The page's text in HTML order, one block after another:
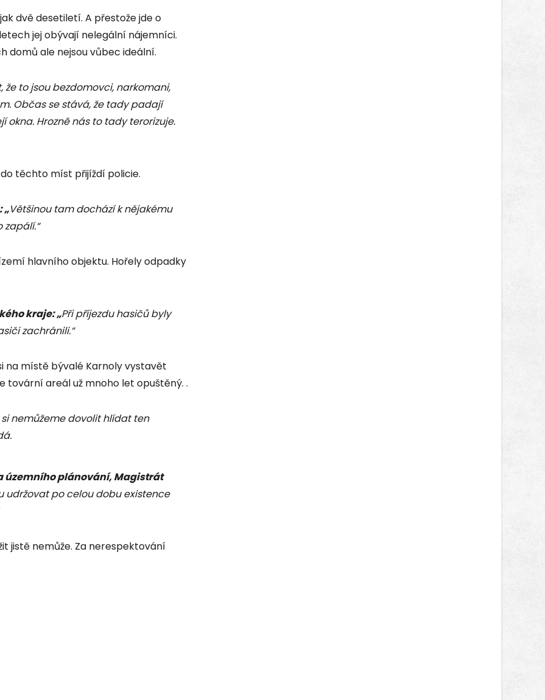
dvě desetiletí. A přestože jde o
jej obývají nelegální nájemníci.
domů ale nejsou vůbec ideální.
že to jsou bezdomovci, narkomani,
Občas se stává, že tady padají
okna. Hrozně nás to tady terorizuje.
těchto míst přijíždí policie.
„Většinou tam dochází k nějakému
hlavního objektu. Hořely odpadky
kraje: „Při příjezdu hasičů byly
zachránili.“
na místě bývalé Karnoly vystavět
tovární areál už mnoho let opuštěný. .
si nemůžeme dovolit hlídat ten
územního plánování, Magistrát
udržovat po celou dobu existence
jistě nemůže. Za nerespektování